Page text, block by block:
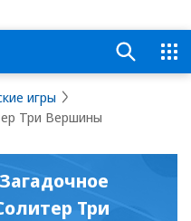
игры
Три Вершины
Три